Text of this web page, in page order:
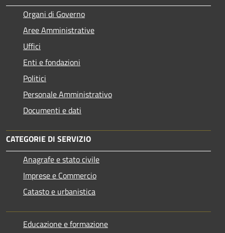
Organi di Governo
Aree Amministrative
Uffici
Enti e fondazioni
Politici
Personale Amministrativo
Documenti e dati
CATEGORIE DI SERVIZIO
Anagrafe e stato civile
Imprese e Commercio
Catasto e urbanistica
Educazione e formazione